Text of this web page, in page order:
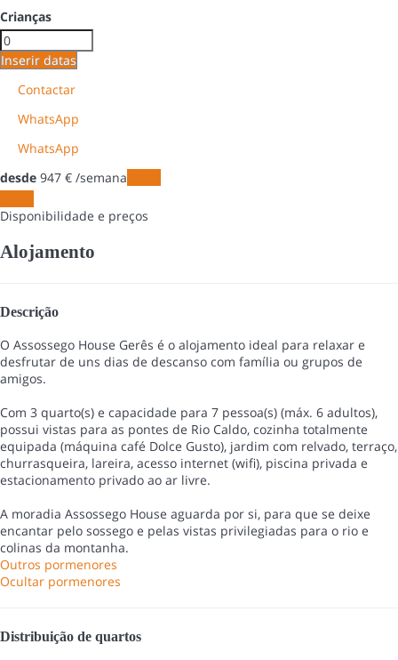
Crianças
Inserir datas
Contactar
WhatsApp
WhatsApp
desde 947 € /semana
Disponibilidade e preços
Alojamento
Descrição
O Assossego House Gerês é o alojamento ideal para relaxar e
desfrutar de uns dias de descanso com família ou grupos de
amigos.
Com 3 quarto(s) e capacidade para 7 pessoa(s) (máx. 6 adultos),
possui vistas para as pontes de Rio Caldo, cozinha totalmente
equipada (máquina café Dolce Gusto), jardim com relvado, terraço,
churrasqueira, lareira, acesso internet (wifi), piscina privada e
estacionamento privado ao ar livre.
A moradia Assossego House aguarda por si, para que se deixe
encantar pelo sossego e pelas vistas privilegiadas para o rio e
colinas da montanha.
Outros pormenores
Ocultar pormenores
Distribuição de quartos